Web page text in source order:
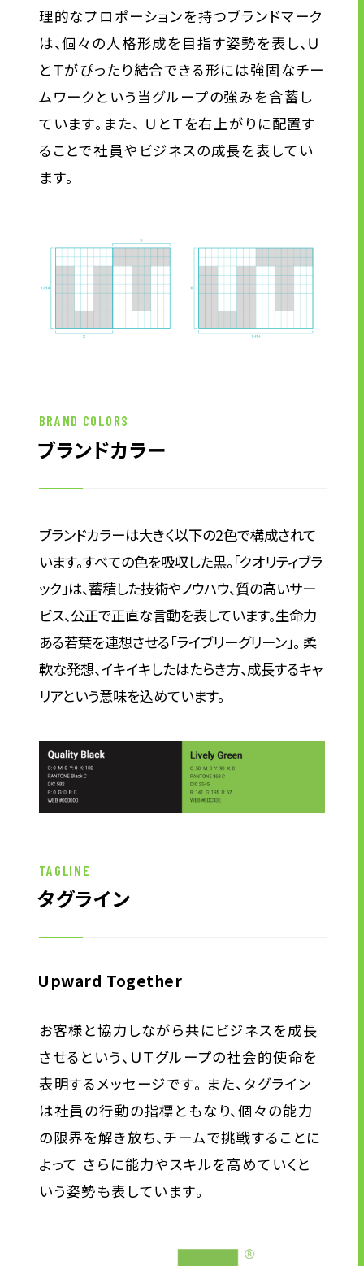
株主・投資家の皆様へ
IRライブラリ
株式情報
業績・財務情報
IRニュース
企業理念
長期経営ビジョン
ブランドマーク
トップメッセージ
会社概要
沿革
資料ダウンロード
本社採用情報
サイトのご利用にあたって
顧客情報の取扱いについて
ソーシャルメディアポリシー
理的なプロポーションを持つブランドマーク
は、個々の人格形成を目指す姿勢を表し、Ｕ
とＴがぴったり結合できる形には強固なチー
ムワークという当グループの強みを含蓄し
ています。また、 ＵとＴを右上がりに配置す
ることで社員やビジネスの成長を表してい
ます。
BRAND COLORS
ブランドカラー
ブランドカラーは大きく以下の2色で構成されて
います。すべての色を吸収した黒。「クオリティブラ
ック」は、蓄積した技術やノウハウ、質の高いサー
ビス、公正で正直な言動を表しています。生命力
ある若葉を連想させる「ライブリーグリーン」。 柔
軟な発想、イキイキしたはたらき方、成長するキャ
リアという意味を込めています。
TAGLINE
タグライン
Upward Together
お客様と協力しながら共にビジネスを成長
させるという、ＵＴグループの社会的使命を
表明するメッセージです。 また、タグライン
は社員の行動の指標ともなり、個々の能力
の限界を解き放ち、チームで挑戦することに
よって さらに能力やスキルを高めていくと
いう姿勢も表しています。